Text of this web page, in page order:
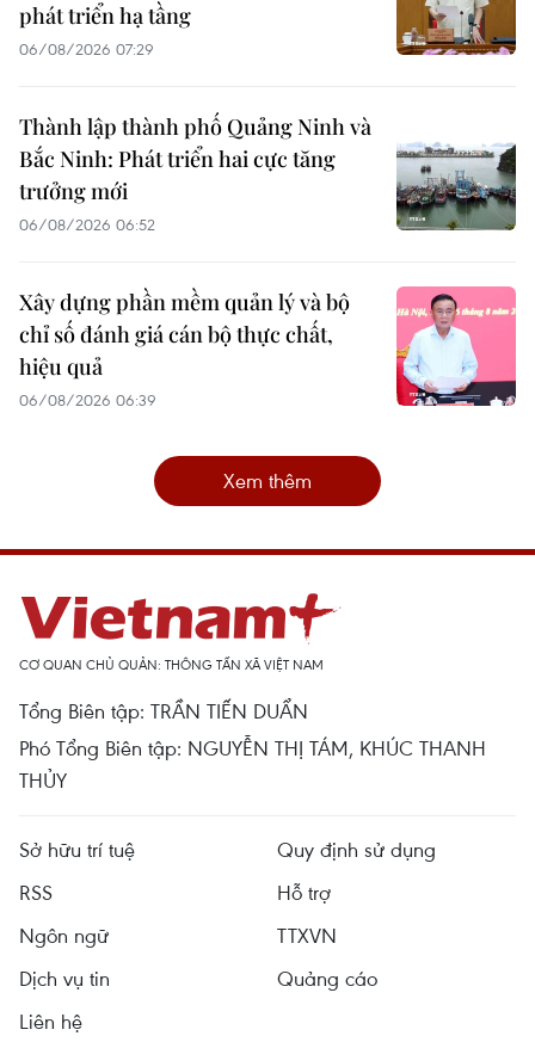
phát triển hạ tầng
06/08/2026 07:29
Thành lập thành phố Quảng Ninh và
Bắc Ninh: Phát triển hai cực tăng
trưởng mới
06/08/2026 06:52
Xây dựng phần mềm quản lý và bộ
chỉ số đánh giá cán bộ thực chất,
hiệu quả
06/08/2026 06:39
Xem thêm
CƠ QUAN CHỦ QUẢN: THÔNG TẤN XÃ VIỆT NAM
Tổng Biên tập: TRẦN TIẾN DUẨN
Phó Tổng Biên tập: NGUYỄN THỊ TÁM, KHÚC THANH
THỦY
Sở hữu trí tuệ
Quy định sử dụng
RSS
Hỗ trợ
Ngôn ngữ
TTXVN
Dịch vụ tin
Quảng cáo
Liên hệ